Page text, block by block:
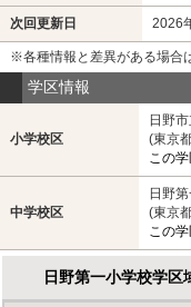
次回更新日 2026
※各種情報と差異がある場合
学区情報
小学校区
日野
(東京
この
中学校区
日野
(東京
この
日野第一小学校学区